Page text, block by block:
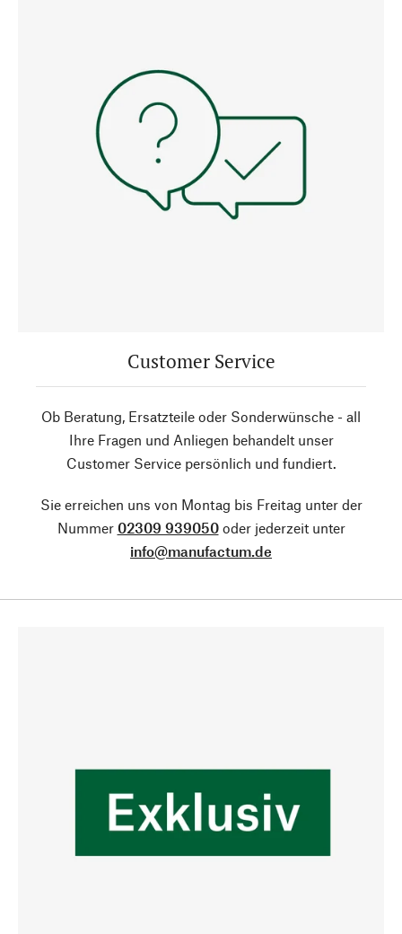
Customer Service
Ob Beratung, Ersatzteile oder Sonderwünsche - all
Ihre Fragen und Anliegen behandelt unser
Customer Service persönlich und fundiert.
Sie erreichen uns von Montag bis Freitag unter der
Nummer 02309 939050oder jederzeit unter
info@manufactum.de